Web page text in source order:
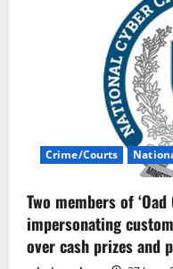
Crime/Courts
Two members of
impersonating
over cash prizes and